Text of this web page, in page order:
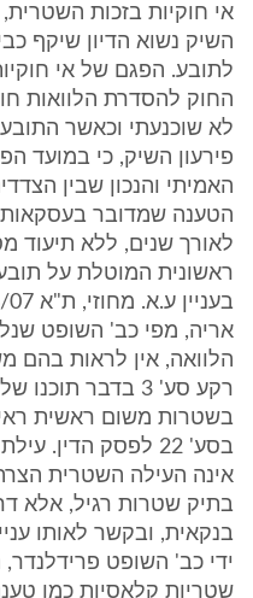
אי חוקיות בזכות
השיק נשוא הדיון שיקף
לתובע. הפגם של אי
החוק להסדרת הלוואות
לא שוכנעתי וכאשר
פירעון השיק, כי במועד
האמיתי והנכון שבין
הטענה שמדובר בעסקאות
לאורך שנים, ללא תיעוד
ראשונית המוטלת על
אריה, מפי כב' השופט
הלוואה, אין לראות בהם
רקע סע' 3 בדבר
בשטרות משום ראשית
בסע' 22 לפסק
אינה העילה השטרית
בתיק שטרות רגיל, אלא
בנקאית, ובקשר לאותו
ידי כב' השופט
שטריות קלאסיות כמו